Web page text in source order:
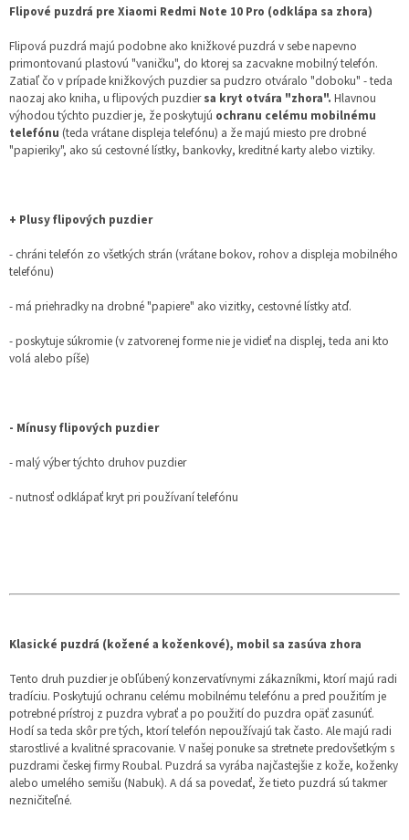
Flipové puzdrá pre Xiaomi Redmi Note 10 Pro (odklápa sa zhora)
Flipová puzdrá majú podobne ako knižkové puzdrá v sebe napevno
primontovanú plastovú "vaničku", do ktorej sa zacvakne mobilný telefón.
Zatiaľ čo v prípade knižkových puzdier sa pudzro otváralo "doboku" - teda
naozaj ako kniha, u flipových puzdiersa kryt otvára "zhora". Hlavnou
výhodou týchto puzdier je, že poskytujú ochranu celému mobilnému
telefónu (teda vrátane displeja telefónu) a že majú miesto pre drobné
"papieriky", ako sú cestovné lístky, bankovky, kreditné karty alebo viztiky.
+ Plusy flipových puzdier
- chráni telefón zo všetkých strán (vrátane bokov, rohov a displeja mobilného
telefónu)
- má priehradky na drobné "papiere" ako vizitky, cestovné lístky atď.
- poskytuje súkromie (v zatvorenej forme nie je vidieť na displej, teda ani kto
volá alebo píše)
- Mínusy flipových puzdier
- malý výber týchto druhov puzdier
- nutnosť odklápať kryt pri používaní telefónu
Klasické puzdrá (kožené a koženkové), mobil sa zasúva zhora
Tento druh puzdier je obľúbený konzervatívnymi zákazníkmi, ktorí majú radi
tradíciu. Poskytujú ochranu celému mobilnému telefónu a pred použitím je
potrebné prístroj z puzdra vybrať a po použití do puzdra opäť zasunúť.
Hodí sa teda skôr pre tých, ktorí telefón nepoužívajú tak často. Ale majú radi
starostlivé a kvalitné spracovanie. V našej ponuke sa stretnete predovšetkým s
puzdrami českej firmy Roubal. Puzdrá sa vyrába najčastejšie z kože, koženky
alebo umelého semišu (Nabuk). A dá sa povedať, že tieto puzdrá sú takmer
nezničiteľné.